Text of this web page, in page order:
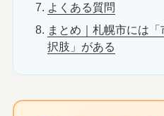
よくある質問
まとめ｜札幌市には
択肢」がある